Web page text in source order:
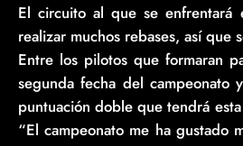
El circuito al que se enfrentará
realizar muchos rebases, así que
Entre los pilotos que formaran
segunda fecha del campeonato
puntuación doble que tendrá
“El campeonato me ha gustado